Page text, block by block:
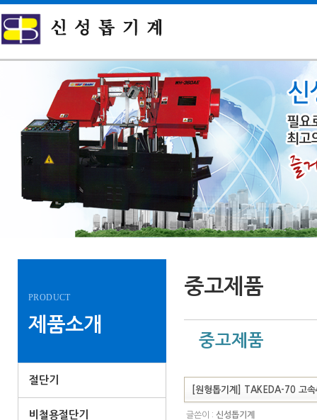
PRODUCT
제품소개
절단기
비철용절단기
중고제품
중고제품
[원형톱기계] TAKEDA-70 고속
글쓴이 : 신성톱기계